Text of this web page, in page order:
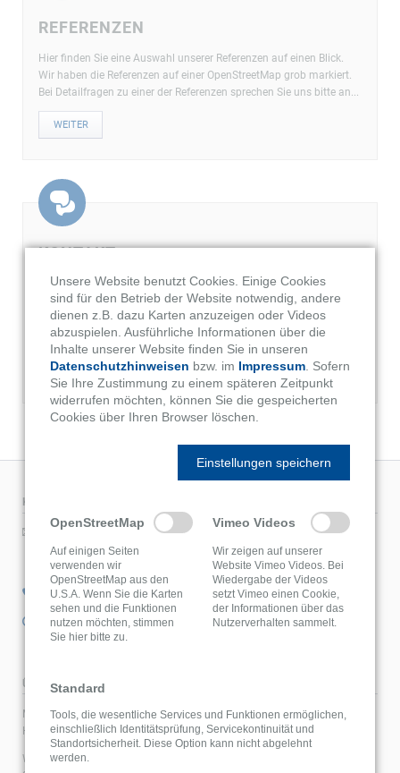
REFERENZEN
Hier finden Sie eine Auswahl unserer Referenzen auf einen Blick.
Wir haben die Referenzen auf einer OpenStreetMap grob markiert.
Bei Detailfragen zu einer der Referenzen sprechen Sie uns bitte an...
WEITER
KONTAKT
Neben unseren Kontaktdaten finden Sie hier unser
Kontaktformular. Nutzen Sie das Kontaktformular und senden Sie
uns Ihre Nachricht oder unverbindliche Anfrage. Wir beantworten
Ihre Anfragen umgehend.
WEITER
KONTAKT-DATEN
Postanschrift:
Am Schützenbusch 62
33428 Harsewinkel
0 25 88 / 80 66
info@ms-holztechnik.de
ÜBER UNS
MS Holztechnik ist Ihr Fachmann für Carports, Überdachungen und
Holzrahmenbau.
Wir planen und erstellen Ergänzungsbauten rund ums Haus. Informieren
Unsere Website benutzt Cookies. Einige Cookies
sind für den Betrieb der Website notwendig, andere
dienen z.B. dazu Karten anzuzeigen oder Videos
abzuspielen. Ausführliche Informationen über die
Inhalte unserer Website finden Sie in unseren
Datenschutzhinweisen bzw. im Impressum . Sofern
Sie Ihre Zustimmung zu einem späteren Zeitpunkt
widerrufen möchten, können Sie die gespeicherten
Cookies über Ihren Browser löschen.
Einstellungen speichern
OpenStreetMap
Auf einigen Seiten
verwenden wir
OpenStreetMap aus den
U.S.A. Wenn Sie die Karten
sehen und die Funktionen
nutzen möchten, stimmen
Sie hier bitte zu.
Vimeo Videos
Wir zeigen auf unserer
Website Vimeo Videos. Bei
Wiedergabe der Videos
setzt Vimeo einen Cookie,
der Informationen über das
Nutzerverhalten sammelt.
Standard
Tools, die wesentliche Services und Funktionen ermöglichen,
einschließlich Identitätsprüfung, Servicekontinuität und
Standortsicherheit. Diese Option kann nicht abgelehnt
werden.